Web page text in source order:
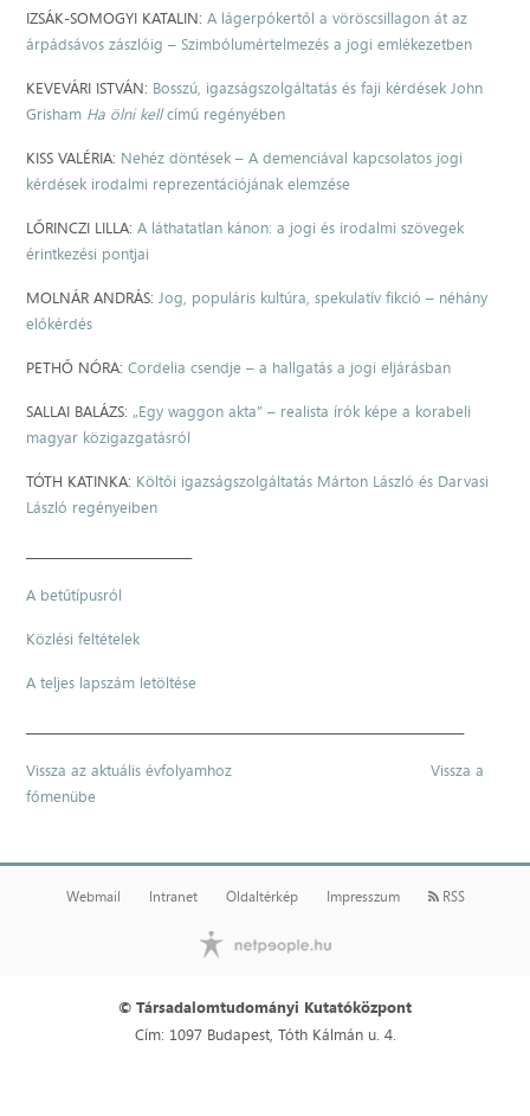
IZSÁK-SOMOGYI KATALIN: A lágerpókertől a vöröscsillagon át az
árpádsávos zászlóig – Szimbólumértelmezés a jogi emlékezetben
KEVEVÁRI ISTVÁN: Bosszú, igazságszolgáltatás és faji kérdések John
Grisham Ha ölni kellcímű regényében
KISS VALÉRIA: Nehéz döntések – A demenciával kapcsolatos jogi
kérdések irodalmi reprezentációjának elemzése
LŐRINCZI LILLA:A láthatatlan kánon: a jogi és irodalmi szövegek
érintkezési pontjai
MOLNÁR ANDRÁS:Jog, populáris kultúra, spekulatív fikció – néhány
előkérdés
PETHŐ NÓRA:Cordelia csendje – a hallgatás a jogi eljárásban
SALLAI BALÁZS: „Egy waggon akta” – realista írók képe a korabeli
magyar közigazgatásról
TÓTH KATINKA: Költői igazságszolgáltatás Márton László és Darvasi
László regényeiben
A betűtípusról
Közlési feltételek
A teljes lapszám letöltése
Vissza az aktuális évfolyamhoz
Vissza a
főmenübe
Webmail Intranet Oldaltérkép Impresszum RSS
© Társadalomtudományi Kutatóközpont
Cím: 1097 Budapest, Tóth Kálmán u. 4.